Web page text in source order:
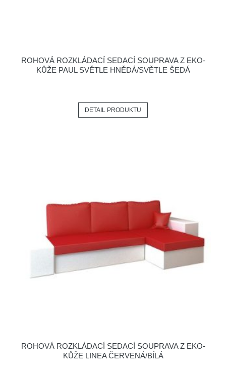
ROHOVÁ ROZKLÁDACÍ SEDACÍ SOUPRAVA Z EKO-
KŮŽE PAUL SVĚTLE HNĚDÁ/SVĚTLE ŠEDÁ
DETAIL PRODUKTU
ROHOVÁ ROZKLÁDACÍ SEDACÍ SOUPRAVA Z EKO-
KŮŽE LINEA ČERVENÁ/BÍLÁ